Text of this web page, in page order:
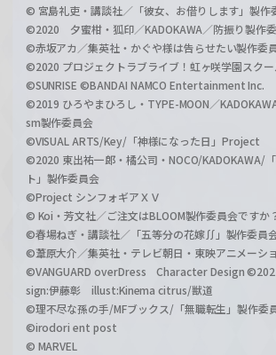
© 宮島礼吏・講談社／「彼女、お借りします」製作
©2020 夕蜜柑・狐印／KADOKAWA／防振り製作
©赤坂アカ／集英社・かぐや様は告らせたい製作委
©2020 プロジェクトラブライブ！虹ヶ咲学園スク
©SUNRISE ©BANDAI NAMCO Entertainment Inc.
©2019 ひろやまひろし・TYPE-MOON／
sm製作委員会
©VISUAL ARTS/Key/「神様になった日」Project
©2020 東出祐一郎・橘公司・NOCO/KADOKAWA/
ト」製作委員会
©Project シンフォギアＸＶ
© Koi・芳文社／ご注文はBLOOM製作委員会ですか
©春場ねぎ・講談社／「五等分の花嫁∬」製作委員
©葦原大介／集英社・テレビ朝日・東映アニメーシ
©VANGUARD overDress Character Design
sign:伊藤彰 illust:Kinema citrus/獣道
©理不尽な孫の手/MFブックス/「無職転生」製作委
©irodori ent post
© MARVEL